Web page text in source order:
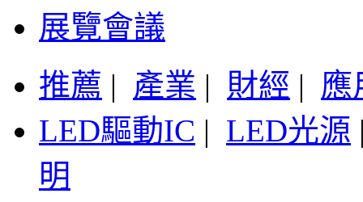
展覽會議
推薦 | 產業 | 財經 | 應
LED驅動IC | LED光源
明